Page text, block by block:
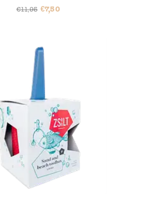
€11,95 €7,50